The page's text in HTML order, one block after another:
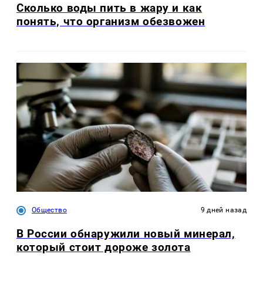
Сколько воды пить в жару и как
понять, что организм обезвожен
Общество 9 дней назад
В России обнаружили новый минерал,
который стоит дороже золота